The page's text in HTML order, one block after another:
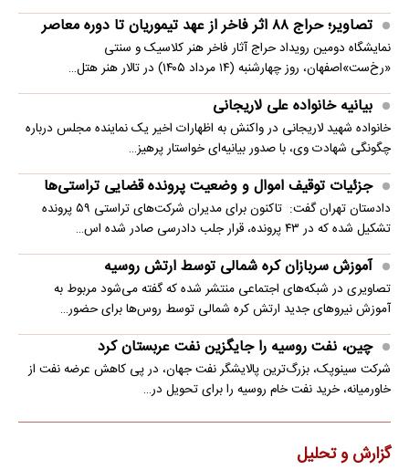
تصاویر؛ حراج ۸۸ اثر فاخر از عهد تیموریان تا دوره معاصر
نمایشگاه دومین رویداد حراج آثار فاخر هنر کلاسیک و سنتی
«رخ‌ست»اصفهان، روز چهارشنبه (۱۴ مرداد ۱۴۰۵) در تالار هنر هتل…
بیانیه خانواده علی لاریجانی
خانواده شهید لاریجانی در واکنش به اظهارات اخیر یک نماینده مجلس درباره
چگونگی شهادت وی، با صدور بیانیه‌ای خواستار پرهیز…
جزئیات توقیف اموال و وضعیت پرونده قضایی تراستی‌ها
دادستان تهران گفت: تاکنون برای مدیران شرکت‌های تراستی ۵۹ پرونده
تشکیل شده که در ۴۳ پرونده، قرار جلب دادرسی صادر شده اس…
آموزش سربازان کره شمالی توسط ارتش روسیه
تصاویری در شبکه‌های اجتماعی منتشر شده که گفته می‌شود مربوط به
آموزش نیروهای جدید ارتش کره شمالی توسط روس‌ها برای حضور…
چین، نفت روسیه را جایگزین نفت عربستان کرد
شرکت سینوپک، بزرگ‌ترین پالایشگر نفت جهان، در پی کاهش عرضه نفت از
خاورمیانه، خرید نفت خام روسیه را برای تحویل در…
گزارش و تحلیل